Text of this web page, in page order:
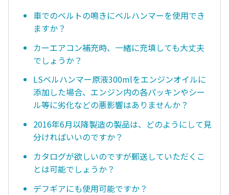
車でのベルトの鳴きにベルハンマーを使用でき
ますか？
カーエアコン補充時、一緒に充填しても大丈夫
でしょうか？
LSベルハンマー原液300mlをエンジンオイルに
添加した場合、エンジン内の各パッキンやシー
ル等に劣化などの悪影響はありませんか？
2016年6月以降製造の製品は、どのようにして見
分ければいいのですか？
カタログが欲しいのですが郵送していただくこ
とは可能でしょうか？
デフギアにも使用可能ですか？